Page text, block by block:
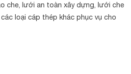
che, lưới an toàn xây dựng, lưới che
loại cáp thép khác phục vụ cho